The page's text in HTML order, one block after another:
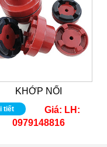
KHỚP NỐI
tiết Giá: LH:
0979148816